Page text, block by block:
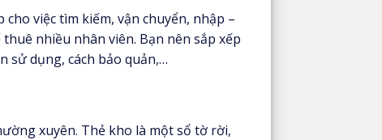
việc tìm kiếm, vận chuyển, nhập –
nhiều nhân viên. Bạn nên sắp xếp
sử dụng, cách bảo quản,…
xuyên. Thẻ kho là một sổ tờ rời,